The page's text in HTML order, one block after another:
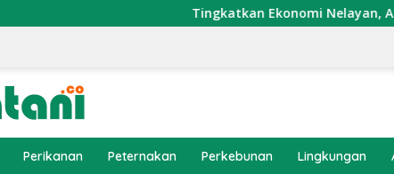
Tingkatkan Ekonomi Nelayan,
Perikanan Peternakan Perkebunan Lingkungan